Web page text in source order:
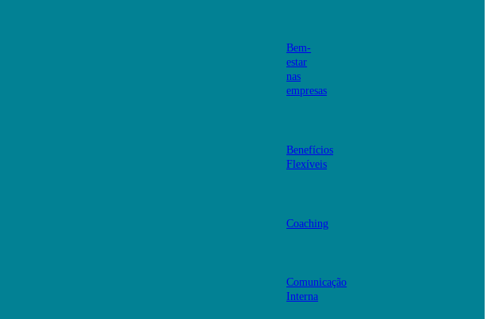
Bem-
estar
nas
empresas
Benefícios
Flexíveis
Coaching
Comunicação
Interna